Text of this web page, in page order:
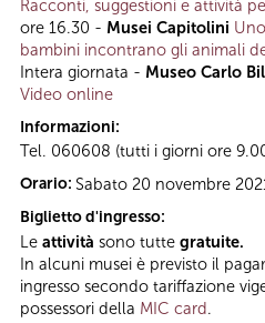
Racconti, suggestioni e attività
ore 16.30 - Musei Capitolini
bambini incontrano gli animali
Intera giornata - Museo Carlo
Video online
Informazioni:
Tel. 060608 (tutti i giorni ore
Orario: Sabato 20 novembre
Biglietto d'ingresso:
Le attività sono tutte gratuite.
In alcuni musei è previsto il
ingresso secondo tariffazione
possessori della MIC card.